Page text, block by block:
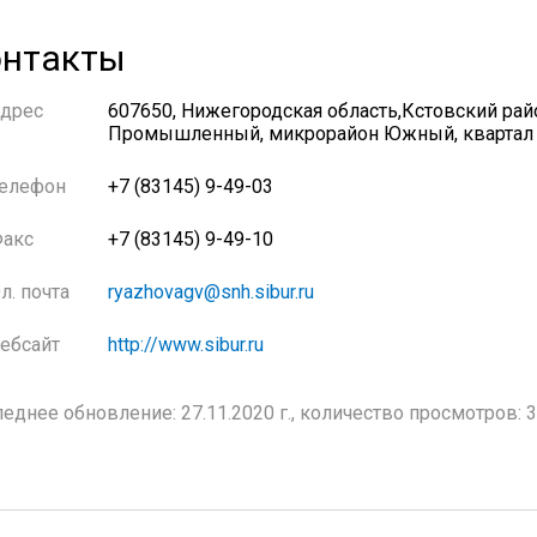
607650, Нижегородская область,Кстовский
Промышленный, микрорайон Южный,
+7 (83145) 9-49-03
+7 (83145) 9-49-10
почта ryazhovagv@snh.sibur.ru
http://www.sibur.ru
обновление: 27.11.2020 г., количество просмотров: